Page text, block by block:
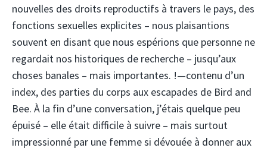
nouvelles des droits reproductifs à travers le pays, des
fonctions sexuelles explicites – nous plaisantions
souvent en disant que nous espérions que personne ne
regardait nos historiques de recherche – jusqu’aux
choses banales – mais importantes. !—contenu d’un
index, des parties du corps aux escapades de Bird and
Bee. À la fin d’une conversation, j’étais quelque peu
épuisé – elle était difficile à suivre – mais surtout
impressionné par une femme si dévouée à donner aux